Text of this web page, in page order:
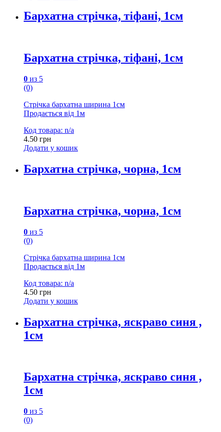
Бархатна стрічка, тіфані, 1см
Бархатна стрічка, тіфані, 1см
0 из 5
(0)
Стрічка бархатна ширина 1см
Продається від 1м
Код товара: n/a
4.50 грн
Додати у кошик
Бархатна стрічка, чорна, 1см
Бархатна стрічка, чорна, 1см
0 из 5
(0)
Стрічка бархатна ширина 1см
Продається від 1м
Код товара: n/a
4.50 грн
Додати у кошик
Бархатна стрічка, яскраво синя ,
1см
Бархатна стрічка, яскраво синя ,
1см
0 из 5
(0)